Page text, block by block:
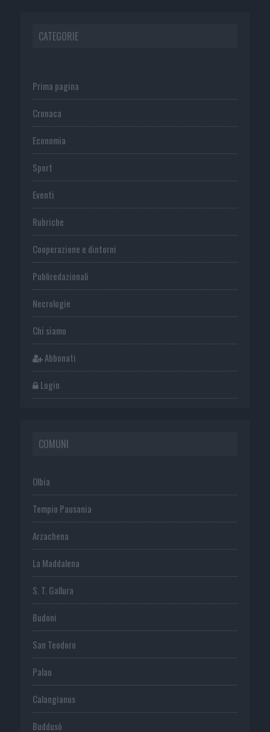
CATEGORIE
Prima pagina
Cronaca
Economia
Sport
Eventi
Rubriche
Cooperazione e dintorni
Publiredazionali
Necrologie
Chi siamo
Abbonati
Login
COMUNI
Olbia
Tempio Pausania
Arzachena
La Maddalena
S. T. Gallura
Budoni
San Teodoro
Palau
Calangianus
Buddusò